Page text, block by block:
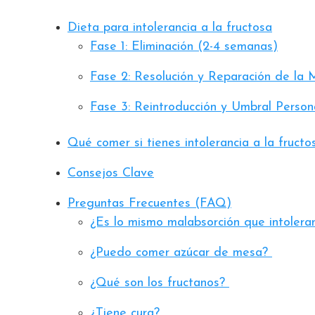
Dieta para intolerancia a la fructosa
Fase 1: Eliminación (2-4 semanas)
Fase 2: Resolución y Reparación de la
Fase 3: Reintroducción y Umbral
Qué comer si tienes intolerancia a la
Consejos Clave
Preguntas Frecuentes (FAQ)
¿Es lo mismo malabsorción que
¿Puedo comer azúcar de mesa?
¿Qué son los fructanos?